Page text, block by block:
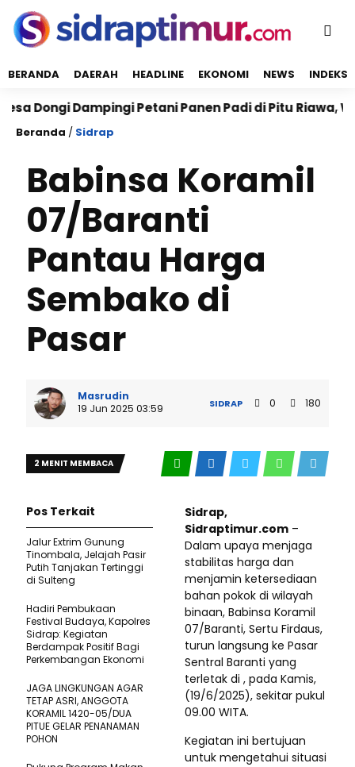
BERANDA DAERAH HEADLINE EKONOMI NEWS INDEKS
Dampingi Petani Panen Padi di Pitu Riawa,
Beranda / Sidrap
Babinsa Koramil
07/Baranti
Pantau Harga
Sembako di
Pasar
Masrudin
19 Jun 2025 03:59
SIDRAP 0 180
2 MENIT MEMBACA
Sidrap,
Sidraptimur.com –
Dalam upaya menjaga
stabilitas harga dan
menjamin ketersediaan
bahan pokok di wilayah
binaan, Babinsa Koramil
07/Baranti, Sertu Firdaus,
turun langsung ke Pasar
Sentral Baranti yang
terletak di , pada Kamis,
(19/6/2025), sekitar pukul
09.00 WITA.
Kegiatan ini bertujuan
untuk mengetahui situasi
Pos Terkait
Jalur Extrim Gunung
Tinombala, Jelajah Pasir
Putih Tanjakan Tertinggi
di Sulteng
Hadiri Pembukaan
Festival Budaya, Kapolres
Sidrap: Kegiatan
Berdampak Positif Bagi
Perkembangan Ekonomi
JAGA LINGKUNGAN AGAR
TETAP ASRI, ANGGOTA
KORAMIL 1420-05/DUA
PITUE GELAR PENANAMAN
POHON